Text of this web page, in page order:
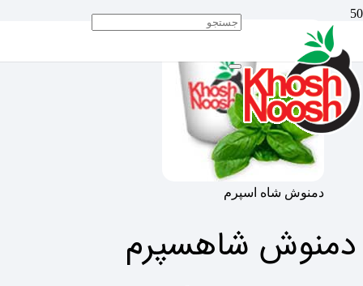
دمنوش شاه اسپرم
دمنوش شاهسپرم